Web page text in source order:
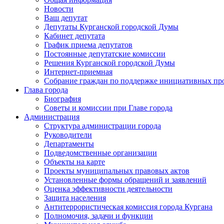
Новости
Ваш депутат
Депутаты Курганской городской Думы
Кабинет депутата
График приема депутатов
Постоянные депутатские комиссии
Решения Курганской городской Думы
Интернет-приемная
Собрание граждан по поддержке инициативных
Глава города
Биография
Советы и комиссии при Главе города
Администрация
Структура администрации города
Руководители
Департаменты
Подведомственные организации
Объекты на карте
Проекты муниципальных правовых актов
Установленные формы обращений и заявлений
Оценка эффективности деятельности
Защита населения
Антитеррористическая комиссия города Кургана
Полномочия, задачи и функции